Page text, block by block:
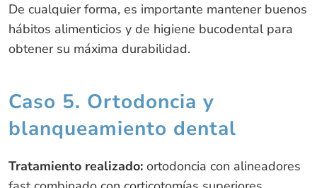
De cualquier forma, es importante mantener buenos
hábitos alimenticios y de higiene bucodental para
obtener su máxima durabilidad.
Caso 5. Ortodoncia y
blanqueamiento dental
Tratamiento realizado: ortodoncia con alineadores